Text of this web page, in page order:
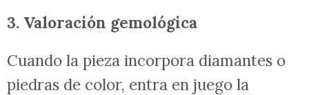
3. Valoración gemológica
Cuando la pieza incorpora diamantes o
piedras de color, entra en juego la